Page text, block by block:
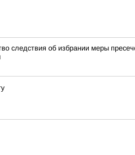
следствия об избрании меры